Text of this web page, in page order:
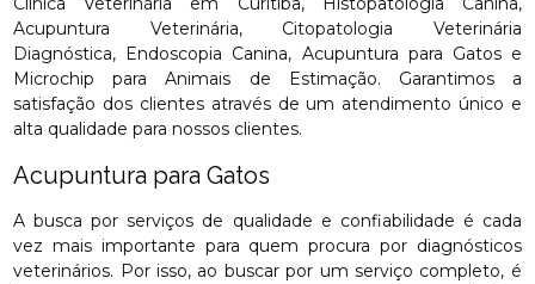
Acupuntura Veterinária, Citopatologia Veterinária
Diagnóstica, Endoscopia Canina, Acupuntura para Gatos e
Microchip para Animais de Estimação. Garantimos a
satisfação dos clientes através de um atendimento único e
alta qualidade para nossos clientes.
Acupuntura para Gatos
A busca por serviços de qualidade e confiabilidade é cada
vez mais importante para quem procura por diagnósticos
veterinários. Por isso, ao buscar por um serviço completo, é